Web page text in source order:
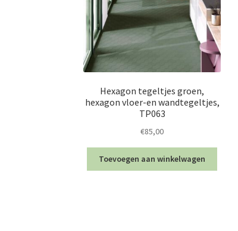
Hexagon tegeltjes groen,
hexagon vloer-en wandtegeltjes,
TP063
€85,00
Toevoegen aan winkelwagen